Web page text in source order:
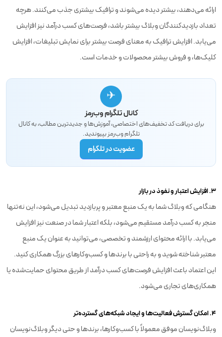
ارائه می‌دهند، بیشتر دیده می‌شوند و ترافیک بیشتری جذب می‌کنند. هرچه
تعداد بازدیدکنندگان وبلاگ بیشتر باشد، فرصت‌های کسب درآمد نیز افزایش
می‌یابد. افزایش ترافیک به معنای فرصت بیشتر برای نمایش تبلیغات، افزایش
کلیک‌ها، و فروش بیشتر محصولات و خدمات است.
✈
کانال تلگرام وب‌رمز
برای دریافت کد تخفیف‌های اختصاصی، آموزش‌ها و جدیدترین مطالب، به کانال
تلگرام وب‌رمز بپیوندید.
عضویت در تلگرام
3. افزایش اعتبار و نفوذ در بازار
هنگامی که وبلاگ شما به یک منبع معتبر و پربازدید تبدیل می‌شود، این نه‌تنها
منجر به کسب درآمد مستقیم می‌شود، بلکه اعتبار شما در صنعت نیز افزایش
می‌یابد. با ارائه محتوای ارزشمند و تخصصی، می‌توانید به عنوان یک منبع
معتبر شناخته شوید و به راحتی با برندها و کسب‌وکارهای بزرگ همکاری کنید.
این اعتماد باعث افزایش فرصت‌های کسب درآمد از طریق محتوای حمایت‌شده یا
همکاری‌های تجاری می‌شود.
4. امکان گسترش فعالیت‌ها و ایجاد شبکه‌های گسترده‌تر
وبلاگ‌نویسان موفق معمولاً با کسب‌وکارها، برندها و حتی دیگر وبلاگ‌نویسان